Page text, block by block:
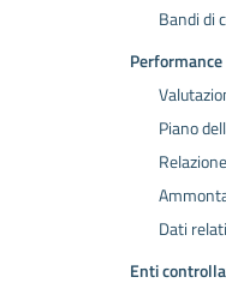
Bandi di
Performance
Piano
Dati
Enti